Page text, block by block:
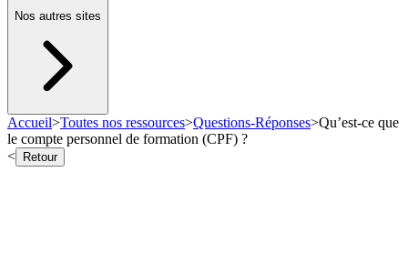
Nos autres sites
Accueil>Toutes nos ressources>Questions-Réponses>Qu’est-ce que
le compte personnel de formation (CPF) ?
<
Retour